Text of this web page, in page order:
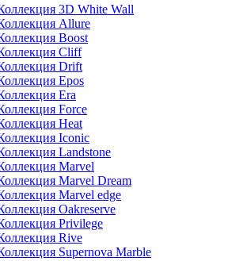
3D White Wall
Allure
Boost
Cliff
Drift
Epos
Era
Force
Heat
Iconic
Landstone
Marvel
Marvel Dream
Marvel edge
Oakreserve
Privilege
Rive
Supernova Marble